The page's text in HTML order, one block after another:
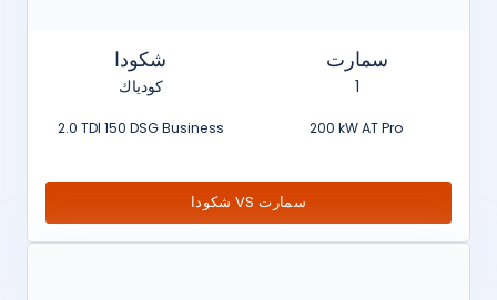
شكودا
كودياك
2.0 TDI 150 DSG Business
سمارت
1
200 kW AT Pro
شكودا VS سمارت